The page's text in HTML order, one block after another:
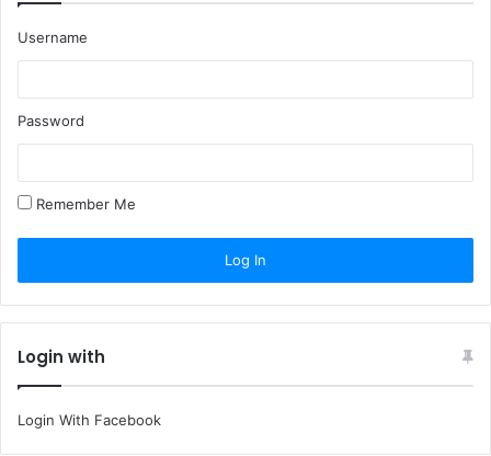
Username
Password
Remember Me
Login with
Login With Facebook